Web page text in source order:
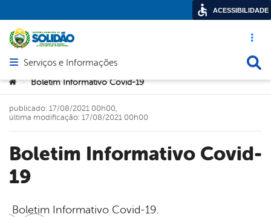
Acesso
Abrir menu principal de navegação
Serviços e Informações
Você está aqui:
> Boletim Informativo Covid-19
Boletim Informativo Covid-
19
publicado: 17/08/2021 00h00,
última modificação: 17/08/2021 00h00
Boletim Informativo Covid-19.
ACESSIBILIDADE